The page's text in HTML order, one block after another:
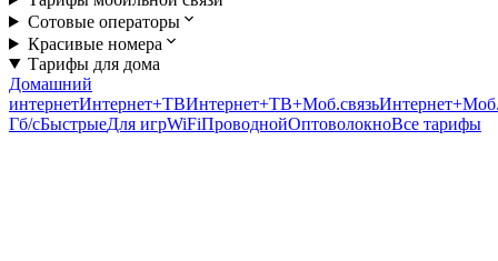
Сотовые операторы
Красивые номера
Тарифы для дома
Домашний
интернетИнтернет+ТВИнтернет+ТВ+Моб.связь
Гб/cБыстрыеДля игрWiFiПроводнойОптоволокноВсе тарифы